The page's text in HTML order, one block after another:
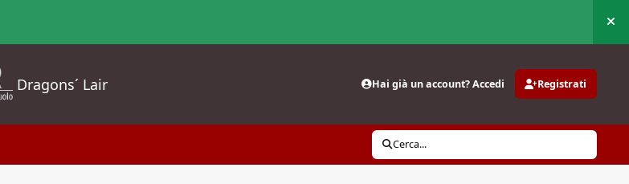
Dragons´ Lair Hai già un account? Accedi Registrati
Cerca...